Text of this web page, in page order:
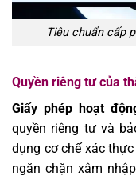
Tiêu chuẩn cấp
Quyền riêng tư của
Giấy phép hoạt
quyền riêng tư và
dụng cơ chế xác
ngăn chặn xâm